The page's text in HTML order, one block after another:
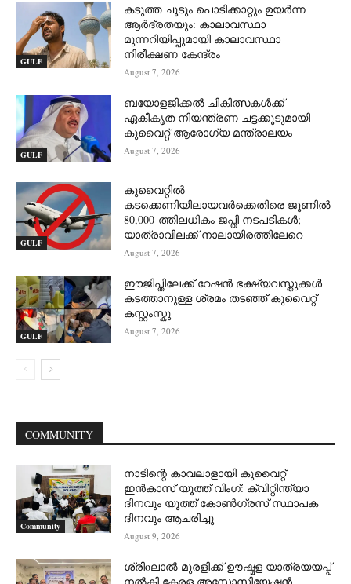
GULF
കടുത്ത ചൂടും പൊടിക്കാറ്റും ഉയർന്ന
ആർദ്രതയും: കാലാവസ്ഥാ
മുന്നറിയിപ്പുമായി കാലാവസ്ഥാ
നിരീക്ഷണ കേന്ദ്രം
August 7, 2026
GULF
ബയോളജിക്കൽ ചികിത്സകൾക്ക്
ഏകീകൃത നിയന്ത്രണ ചട്ടക്കൂടുമായി
കുവൈറ്റ് ആരോഗ്യ മന്ത്രാലയം
August 7, 2026
GULF
കുവൈറ്റിൽ
കടക്കെണിയിലായവർക്കെതിരെ ജൂണിൽ
80,000-ത്തിലധികം ജപ്തി നടപടികൾ;
യാത്രാവിലക്ക് നാലായിരത്തിലേറെ
August 7, 2026
GULF
ഈജിപ്തിലേക്ക് റേഷൻ ഭക്ഷ്യവസ്തുക്കൾ
കടത്താനുള്ള ശ്രമം തടഞ്ഞ് കുവൈറ്റ്
കസ്റ്റംസ്കു
August 7, 2026
COMMUNITY
Community
നാടിന്റെ കാവലാളായി കുവൈറ്റ്
ഇൻകാസ് യൂത്ത് വിംഗ്: ക്വിറ്റിന്ത്യാ
ദിനവും യൂത്ത് കോൺഗ്രസ് സ്ഥാപക
ദിനവും ആചരിച്ചു
August 9, 2026
ശ്രീoലാൽ മുരളിക്ക് ഊഷ്മള യാത്രയയപ്പ്